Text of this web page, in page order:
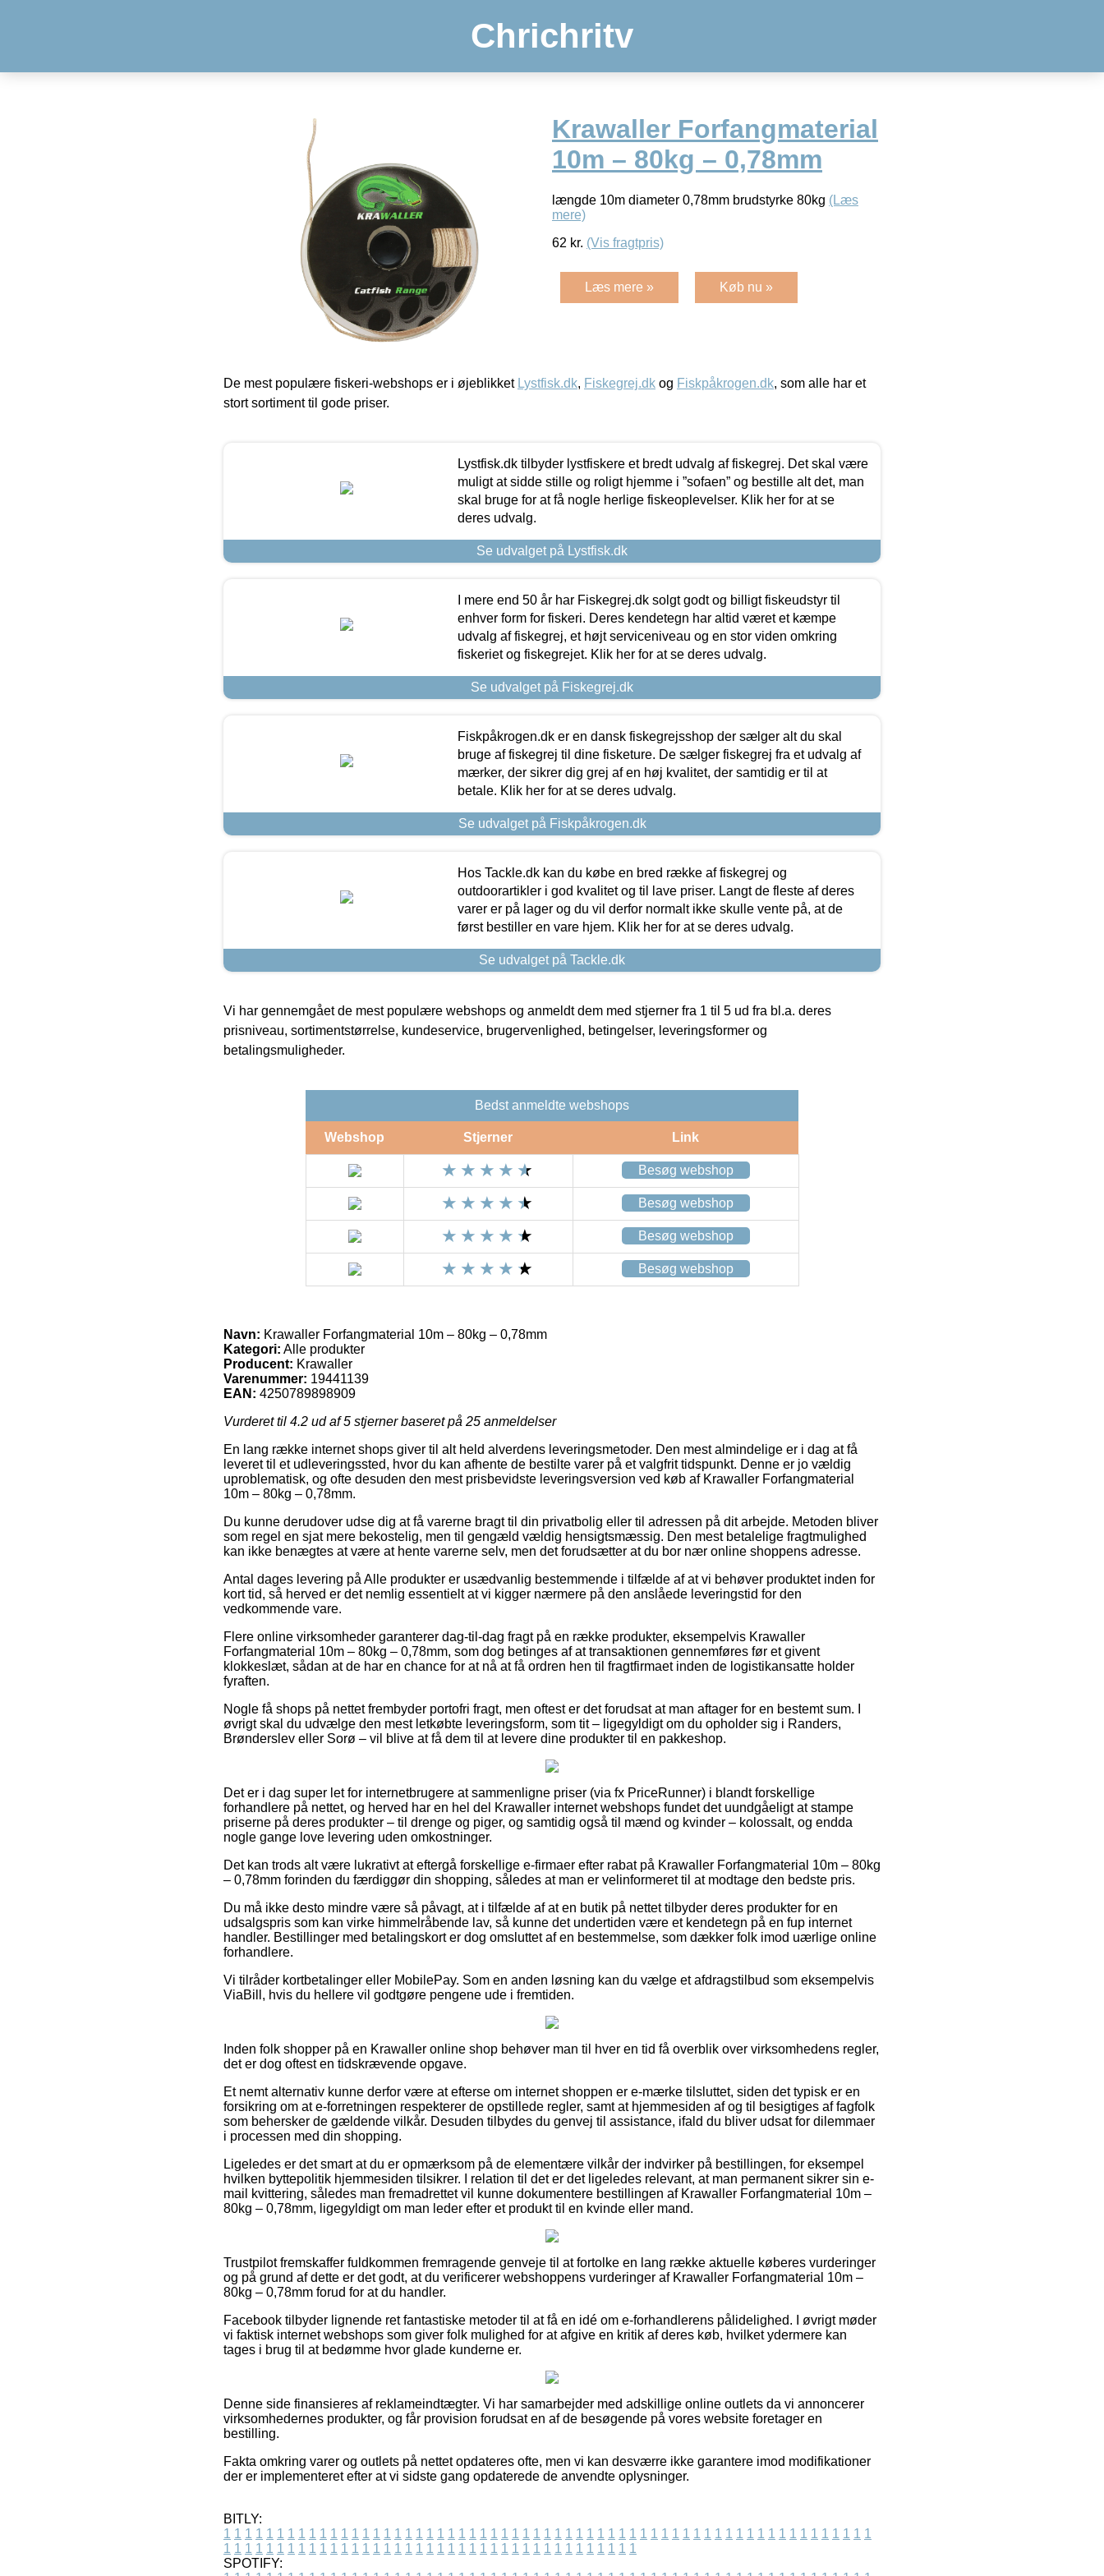
Chrichritv
Krawaller Forfangmaterial
10m – 80kg – 0,78mm
længde 10m diameter 0,78mm brudstyrke 80kg (Læs
mere)
62 kr. (Vis fragtpris)
Læs mere » Køb nu »
De mest populære fiskeri-webshops er i øjeblikket Lystfisk.dk, Fiskegrej.dk og Fiskpåkrogen.dk, som alle har et
stort sortiment til gode priser.
Lystfisk.dk tilbyder lystfiskere et bredt udvalg af fiskegrej. Det skal være
muligt at sidde stille og roligt hjemme i ”sofaen” og bestille alt det, man
skal bruge for at få nogle herlige fiskeoplevelser. Klik her for at se
deres udvalg.
Se udvalget på Lystfisk.dk
I mere end 50 år har Fiskegrej.dk solgt godt og billigt fiskeudstyr til
enhver form for fiskeri. Deres kendetegn har altid været et kæmpe
udvalg af fiskegrej, et højt serviceniveau og en stor viden omkring
fiskeriet og fiskegrejet. Klik her for at se deres udvalg.
Se udvalget på Fiskegrej.dk
Fiskpåkrogen.dk er en dansk fiskegrejsshop der sælger alt du skal
bruge af fiskegrej til dine fisketure. De sælger fiskegrej fra et udvalg af
mærker, der sikrer dig grej af en høj kvalitet, der samtidig er til at
betale. Klik her for at se deres udvalg.
Se udvalget på Fiskpåkrogen.dk
Hos Tackle.dk kan du købe en bred række af fiskegrej og
outdoorartikler i god kvalitet og til lave priser. Langt de fleste af deres
varer er på lager og du vil derfor normalt ikke skulle vente på, at de
først bestiller en vare hjem. Klik her for at se deres udvalg.
Se udvalget på Tackle.dk
Vi har gennemgået de mest populære webshops og anmeldt dem med stjerner fra 1 til 5 ud fra bl.a. deres
prisniveau, sortimentstørrelse, kundeservice, brugervenlighed, betingelser, leveringsformer og
betalingsmuligheder.
Bedst anmeldte webshops
Webshop Stjerner Link
Besøg webshop
Besøg webshop
Besøg webshop
Besøg webshop
Navn: Krawaller Forfangmaterial 10m – 80kg – 0,78mm
Kategori: Alle produkter
Producent: Krawaller
Varenummer: 19441139
EAN: 4250789898909
Vurderet til 4.2 ud af 5 stjerner baseret på 25 anmeldelser
En lang række internet shops giver til alt held alverdens leveringsmetoder. Den mest almindelige er i dag at få
leveret til et udleveringssted, hvor du kan afhente de bestilte varer på et valgfrit tidspunkt. Denne er jo vældig
uproblematisk, og ofte desuden den mest prisbevidste leveringsversion ved køb af Krawaller Forfangmaterial
10m – 80kg – 0,78mm.
Du kunne derudover udse dig at få varerne bragt til din privatbolig eller til adressen på dit arbejde. Metoden bliver
som regel en sjat mere bekostelig, men til gengæld vældig hensigtsmæssig. Den mest betalelige fragtmulighed
kan ikke benægtes at være at hente varerne selv, men det forudsætter at du bor nær online shoppens adresse.
Antal dages levering på Alle produkter er usædvanlig bestemmende i tilfælde af at vi behøver produktet inden for
kort tid, så herved er det nemlig essentielt at vi kigger nærmere på den anslåede leveringstid for den
vedkommende vare.
Flere online virksomheder garanterer dag-til-dag fragt på en række produkter, eksempelvis Krawaller
Forfangmaterial 10m – 80kg – 0,78mm, som dog betinges af at transaktionen gennemføres før et givent
klokkeslæt, sådan at de har en chance for at nå at få ordren hen til fragtfirmaet inden de logistikansatte holder
fyraften.
Nogle få shops på nettet frembyder portofri fragt, men oftest er det forudsat at man aftager for en bestemt sum. I
øvrigt skal du udvælge den mest letkøbte leveringsform, som tit – ligegyldigt om du opholder sig i Randers,
Brønderslev eller Sorø – vil blive at få dem til at levere dine produkter til en pakkeshop.
Det er i dag super let for internetbrugere at sammenligne priser (via fx PriceRunner) i blandt forskellige
forhandlere på nettet, og herved har en hel del Krawaller internet webshops fundet det uundgåeligt at stampe
priserne på deres produkter – til drenge og piger, og samtidig også til mænd og kvinder – kolossalt, og endda
nogle gange love levering uden omkostninger.
Det kan trods alt være lukrativt at eftergå forskellige e-firmaer efter rabat på Krawaller Forfangmaterial 10m – 80kg
– 0,78mm forinden du færdiggør din shopping, således at man er velinformeret til at modtage den bedste pris.
Du må ikke desto mindre være så påvagt, at i tilfælde af at en butik på nettet tilbyder deres produkter for en
udsalgspris som kan virke himmelråbende lav, så kunne det undertiden være et kendetegn på en fup internet
handler. Bestillinger med betalingskort er dog omsluttet af en bestemmelse, som dækker folk imod uærlige online
forhandlere.
Vi tilråder kortbetalinger eller MobilePay. Som en anden løsning kan du vælge et afdragstilbud som eksempelvis
ViaBill, hvis du hellere vil godtgøre pengene ude i fremtiden.
Inden folk shopper på en Krawaller online shop behøver man til hver en tid få overblik over virksomhedens regler,
det er dog oftest en tidskrævende opgave.
Et nemt alternativ kunne derfor være at efterse om internet shoppen er e-mærke tilsluttet, siden det typisk er en
forsikring om at e-forretningen respekterer de opstillede regler, samt at hjemmesiden af og til besigtiges af fagfolk
som behersker de gældende vilkår. Desuden tilbydes du genvej til assistance, ifald du bliver udsat for dilemmaer
i processen med din shopping.
Ligeledes er det smart at du er opmærksom på de elementære vilkår der indvirker på bestillingen, for eksempel
hvilken byttepolitik hjemmesiden tilsikrer. I relation til det er det ligeledes relevant, at man permanent sikrer sin e-
mail kvittering, således man fremadrettet vil kunne dokumentere bestillingen af Krawaller Forfangmaterial 10m –
80kg – 0,78mm, ligegyldigt om man leder efter et produkt til en kvinde eller mand.
Trustpilot fremskaffer fuldkommen fremragende genveje til at fortolke en lang række aktuelle køberes vurderinger
og på grund af dette er det godt, at du verificerer webshoppens vurderinger af Krawaller Forfangmaterial 10m –
80kg – 0,78mm forud for at du handler.
Facebook tilbyder lignende ret fantastiske metoder til at få en idé om e-forhandlerens pålidelighed. I øvrigt møder
vi faktisk internet webshops som giver folk mulighed for at afgive en kritik af deres køb, hvilket ydermere kan
tages i brug til at bedømme hvor glade kunderne er.
Denne side finansieres af reklameindtægter. Vi har samarbejder med adskillige online outlets da vi annoncerer
virksomhedernes produkter, og får provision forudsat en af de besøgende på vores website foretager en
bestilling.
Fakta omkring varer og outlets på nettet opdateres ofte, men vi kan desværre ikke garantere imod modifikationer
der er implementeret efter at vi sidste gang opdaterede de anvendte oplysninger.
BITLY:
1 1 1 1 1 1 1 1 1 1 1 1 1 1 1 1 1 1 1 1 1 1 1 1 1 1 1 1 1 1 1 1 1 1 1 1 1 1 1 1 1 1 1 1 1 1 1 1 1 1 1 1 1 1 1 1 1 1 1 1 1
1 1 1 1 1 1 1 1 1 1 1 1 1 1 1 1 1 1 1 1 1 1 1 1 1 1 1 1 1 1 1 1 1 1 1 1 1 1 1
SPOTIFY: